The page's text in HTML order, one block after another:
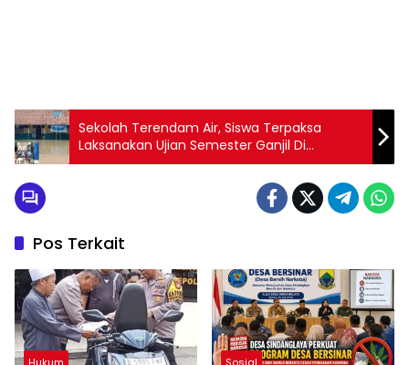
Sekolah Terendam Air, Siswa Terpaksa
Laksanakan Ujian Semester Ganjil Di
Pencucian Motor
Pos Terkait
Hukum Sosial